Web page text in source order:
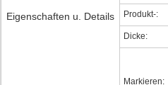
Eigenschaften u. Details Produkt-:
Dicke:
Markieren: